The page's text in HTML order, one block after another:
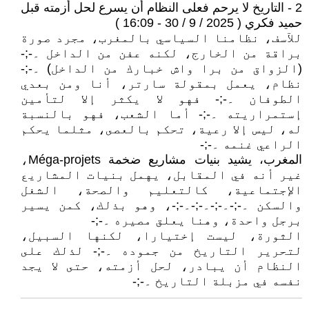
2 - التاريخ لا يرحم فعلى النظام أن يسرع لحل أزمته قبل
حميد فكري ( 2025 / 9 / 30 - 16:09 )
للآسف، نظامنا السياسي بالمغرب، مجرد صورة
براقة من الخارج، لكنه عفن من الداخل ۔-;-
(الزواق من برا واش خبارك من الداخل) ۔-;-
نظام، يعمل بمقولة سارتر، أنا ومن بعدي
الطوفان ۔-;- فهو لا يكثر إلا لتأمين
إستمراريته ۔-;- أما الشعب، فهو بالنسبة
له، ليس إلا رعية، تحكم بالعصى، مثلما يحكم
الراعي غنمه ۔-;-
المغرب، يشيد بنيات مشاريع ضخمة Méga-projets،
غير أنه في المقابل، يهمل بنيات المشاريع
الإجتماعية، كالتعليم والصحة، الشغل
والسكن ۔-;-۔-;-۔-;-۔-;-، وهو بذلك، كمن يسير
برجل واحدة، وهنا يعلق مصيره ۔-;-
الثورة، ليست إختيارا، لكنها السبيل،
لتحرير التاريخ من جموده ۔-;- لذلك على
النظام أن يبادر، لحل أزمته، حتى لا يجد
نفسه في مزبلة التاريخ ۔-;-